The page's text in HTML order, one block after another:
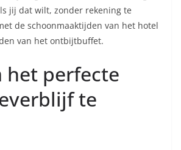
jij dat wilt, zonder rekening te
de schoonmaaktijden van het hotel
van het ontbijtbuffet.
het perfecte
te